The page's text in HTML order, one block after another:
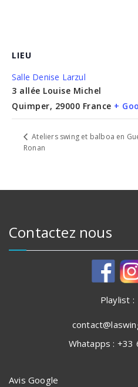
LIEU
Salle Denise Larzul
3 allée Louise Michel
Quimper, 29000 France +
Ateliers swing et balboa en
Ronan
Contactez nous
Playlist :
Whatapps : +33
Avis Google